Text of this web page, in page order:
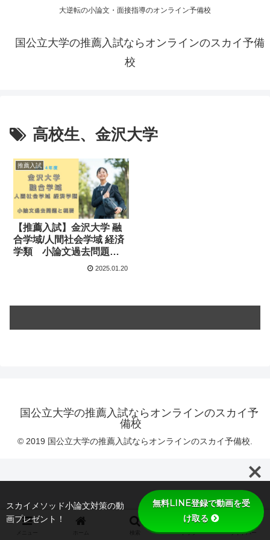
大逆転の小論文・面接指導のオンライン予備校
国公立大学の推薦入試ならオンラインのスカイ予備
校
高校生、金沢大学
推薦入試
【推薦入試】金沢大学 融
合学域/人間社会学域 経済
学類 小論文過去問題と
2025.01.20
国公立大学の推薦入試ならオンラインのスカイ予
備校
© 2019 国公立大学の推薦入試ならオンラインのスカイ予備校.
トップ サイドバー
スカイメソッド小論文対策の動
画プレゼント！
無料LINE登録で動画を受
け取る